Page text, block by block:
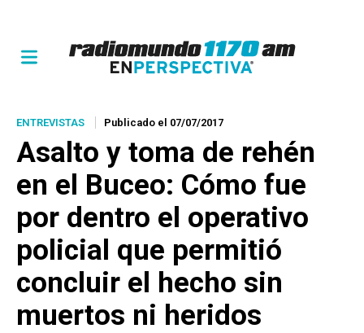
ENTREVISTAS Publicado el 07/07/2017
Asalto y toma de rehén
en el Buceo: Cómo fue
por dentro el operativo
policial que permitió
concluir el hecho sin
muertos ni heridos